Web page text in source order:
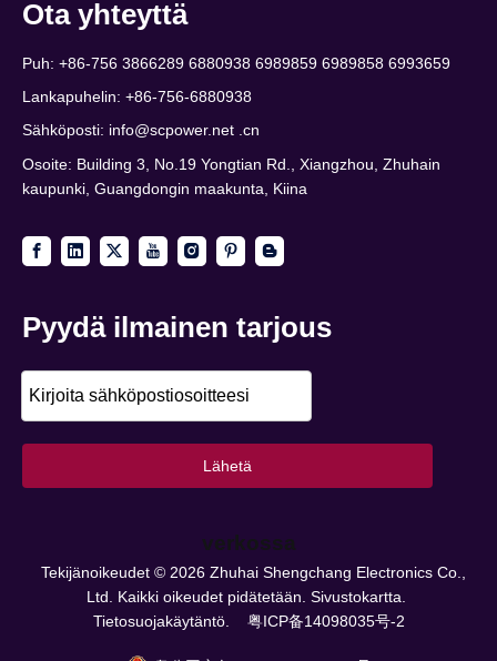
Ota yhteyttä
Puh: +86-756 3866289 6880938 6989859 6989858 6993659
Lankapuhelin: +86-756-6880938
Sähköposti: info@scpower.net .cn
Osoite: Building 3, No.19 Yongtian Rd., Xiangzhou, Zhuhain
kaupunki, Guangdongin maakunta, Kiina
Pyydä ilmainen tarjous
Lähetä
verkossa
Tekijänoikeudet © 2026Zhuhai Shengchang Electronics Co.,
Ltd. Kaikki oikeudet pidätetään. Sivustokartta.
Tietosuojakäytäntö.
粤ICP备14098035号-2